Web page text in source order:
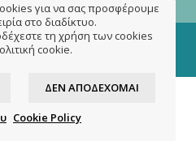
©doubletrouble.gr
by
για να σας προσφέρουμε
στο διαδίκτυο.
τη χρήση των cookies
cookie.
ΔΕΝ ΑΠΟΔΈΧΟΜΑΙ
Cookie Policy